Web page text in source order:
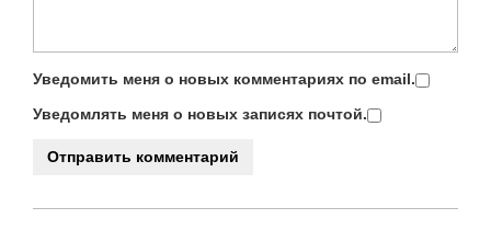
Уведомить меня о новых комментариях по email.
Уведомлять меня о новых записях почтой.